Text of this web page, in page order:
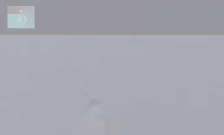
Personalización de sus opciones de cookies